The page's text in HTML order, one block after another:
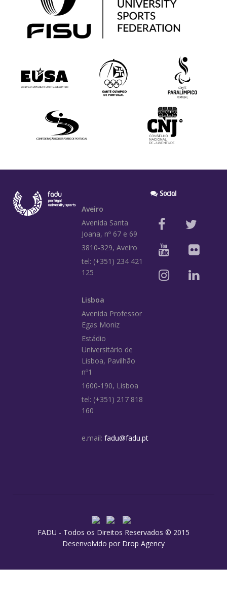
Aveiro
Avenida Santa
Joana, nº 67 e 69
3810-329, Aveiro
tel: (+351) 234 421
125
Lisboa
Avenida Professor
Egas Moniz
Estádio
Universitário de
Lisboa, Pavilhão
nº1
1600-190, Lisboa
tel: (+351) 217 818
160
e.mail: fadu@fadu.pt
Social
FADU - Todos os Direitos Reservados © 2015
Desenvolvido por Drop Agency